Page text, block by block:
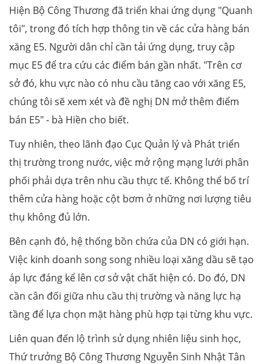
Hiện Bộ Công Thương đã triển khai ứng dụng "Quanh
tôi", trong đó tích hợp thông tin về các cửa hàng bán
xăng E5. Người dân chỉ cần tải ứng dụng, truy cập
mục E5 để tra cứu các điểm bán gần nhất. "Trên cơ
sở đó, khu vực nào có nhu cầu tăng cao với xăng E5,
chúng tôi sẽ xem xét và đề nghị DN mở thêm điểm
bán E5" - bà Hiền cho biết.
Tuy nhiên, theo lãnh đạo Cục Quản lý và Phát triển
thị trường trong nước, việc mở rộng mạng lưới phân
phối phải dựa trên nhu cầu thực tế. Không thể bố trí
thêm cửa hàng hoặc cột bơm ở những nơi lượng tiêu
thụ không đủ lớn.
Bên cạnh đó, hệ thống bồn chứa của DN có giới hạn.
Việc kinh doanh song song nhiều loại xăng dầu sẽ tạo
áp lực đáng kể lên cơ sở vật chất hiện có. Do đó, DN
cần cân đối giữa nhu cầu thị trường và năng lực hạ
tầng để lựa chọn mặt hàng phù hợp tại từng khu vực.
Liên quan đến lộ trình sử dụng nhiên liệu sinh học,
Thứ trưởng Bộ Công Thương Nguyễn Sinh Nhật Tân